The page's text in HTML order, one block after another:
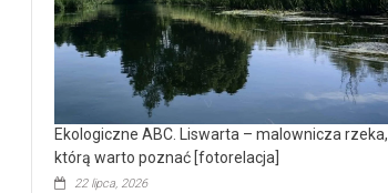
Ekologiczne ABC. Liswarta – malownicza rzeka,
którą warto poznać [fotorelacja]
22 lipca, 2026